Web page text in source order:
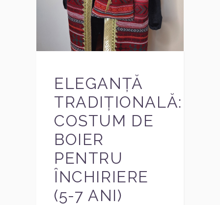
ELEGANȚĂ
TRADIȚIONALĂ:
COSTUM DE
BOIER
PENTRU
ÎNCHIRIERE
(5-7 ANI)